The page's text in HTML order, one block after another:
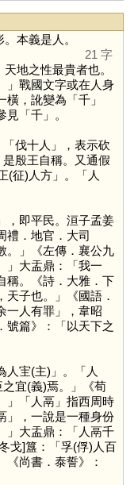
本義是人。
21 字
地之性最貴者也。
」戰國文字或在人身
橫，訛變為「千」
見「千」。
伐十人」，表示砍
殷王自稱。又通假
(征)人方」。「人
即平民。洹子孟姜
禮．地官．大司
。」《左傳．襄公九
」大盂鼎：「我一
稱。《詩．大雅．下
子也。」《國語．
一人有罪」，韋昭
號篇》：「以天下之
宔(主)」。「人
宜(義)焉。」《荀
」「人鬲」指西周時
」，一說是一種身份
」大盂鼎：「人鬲千
戈]簋：「孚(俘)人百
《尚書．泰誓》：